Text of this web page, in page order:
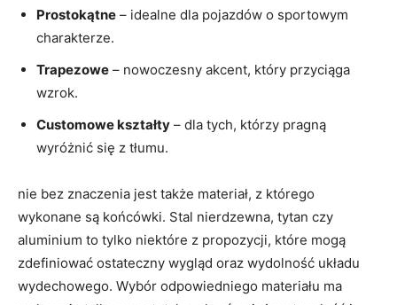
Prostokątne – idealne dla pojazdów o sportowym
charakterze.
Trapezowe – nowoczesny akcent, który przyciąga
wzrok.
Customowe kształty – dla tych, którzy pragną
wyróżnić się z tłumu.
nie bez znaczenia jest także materiał, z którego
wykonane są końcówki. Stal nierdzewna, tytan czy
aluminium to tylko niektóre z propozycji, które mogą
zdefiniować ostateczny wygląd oraz wydolność układu
wydechowego. Wybór odpowiedniego materiału ma